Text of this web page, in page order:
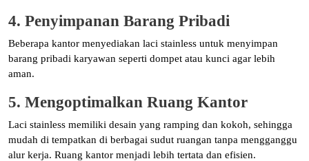
4. Penyimpanan Barang Pribadi
Beberapa kantor menyediakan laci stainless untuk menyimpan
barang pribadi karyawan seperti dompet atau kunci agar lebih
aman.
5. Mengoptimalkan Ruang Kantor
Laci stainless memiliki desain yang ramping dan kokoh, sehingga
mudah di tempatkan di berbagai sudut ruangan tanpa mengganggu
alur kerja. Ruang kantor menjadi lebih tertata dan efisien.